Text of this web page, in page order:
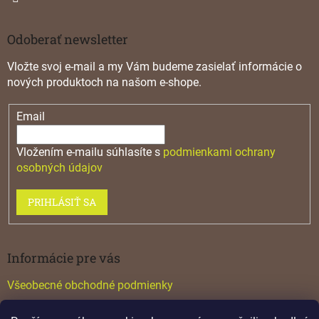
Odoberať newsletter
Vložte svoj e-mail a my Vám budeme zasielať informácie o
nových produktoch na našom e-shope.
Email
Vložením e-mailu súhlasíte s podmienkami ochrany
osobných údajov
PRIHLÁSIŤ SA
Informácie pre vás
Všeobecné obchodné podmienky